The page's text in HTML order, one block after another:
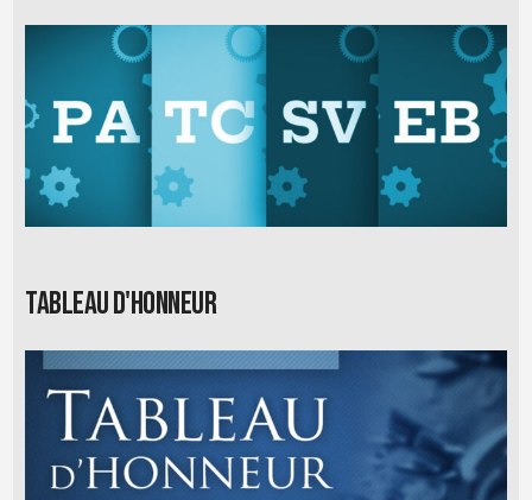
Tableau d'honneur